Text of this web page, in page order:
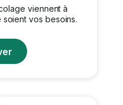
viennent à
vos besoins.